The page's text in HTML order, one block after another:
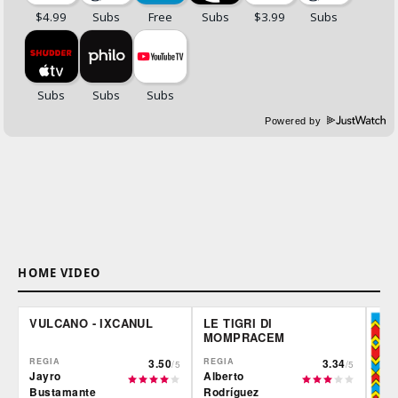
Powered by
HOME VIDEO
VULCANO - IXCANUL
REGIA
Jayro
Bustamante
3.50/5
LE TIGRI DI
MOMPRACEM
REGIA
Alberto
Rodríguez
3.34/5